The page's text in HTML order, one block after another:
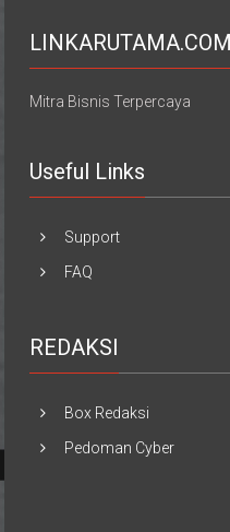
LINKARUTAMA.COM
Mitra Bisnis Terpercaya
Useful Links
Support
FAQ
REDAKSI
Box Redaksi
Pedoman Cyber